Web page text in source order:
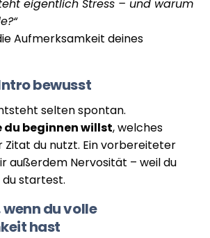
eigentlich Stress – und warum
Aufmerksamkeit deines
bewusst
selten spontan.
du beginnen willst, welches
Zitat du nutzt. Ein vorbereiteter
außerdem Nervosität – weil du
du startest.
du volle
hast